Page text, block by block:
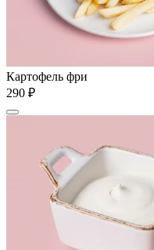
Картофель фри
290 ₽